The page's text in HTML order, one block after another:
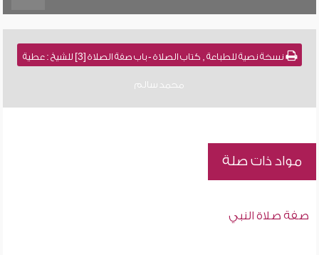
نسخة نصية للطباعة , كتاب الصلاة - باب صفة الصلاة [3] للشيخ : عطية
محمد سالم
مواد ذات صلة
صفة صلاة النبي